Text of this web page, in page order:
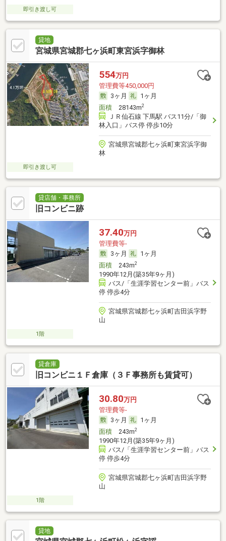
即引き渡し可
貸地
宮城県宮城郡七ヶ浜町東宮浜字御林
554万円
管理費等450,000円
3ヶ月
1ヶ月
面積28143m2
ＪＲ仙石線 下馬駅 バス11分/「御
林入口」バス停 停歩10分
宮城県宮城郡七ヶ浜町東宮浜字御
林
即引き渡し可
貸店舗・事務所
旧コンビニ跡
37.40万円
管理費等-
3ヶ月
1ヶ月
面積243m2
1990年12月(築35年9ヶ月)
バス/「生涯学習センター前」バス
停 停歩4分
宮城県宮城郡七ヶ浜町吉田浜字野
山
1階
貸倉庫
旧コンビニ１Ｆ倉庫（３Ｆ事務所も賃貸可）
30.80万円
管理費等-
3ヶ月
1ヶ月
面積243m2
1990年12月(築35年9ヶ月)
バス/「生涯学習センター前」バス
停 停歩4分
宮城県宮城郡七ヶ浜町吉田浜字野
山
1階
貸地